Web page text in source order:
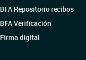
BFA Repositorio recibos
BFA Verificación
Firma digital